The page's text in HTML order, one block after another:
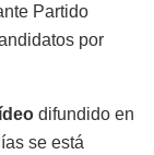
Partido
por
difundido en
se está